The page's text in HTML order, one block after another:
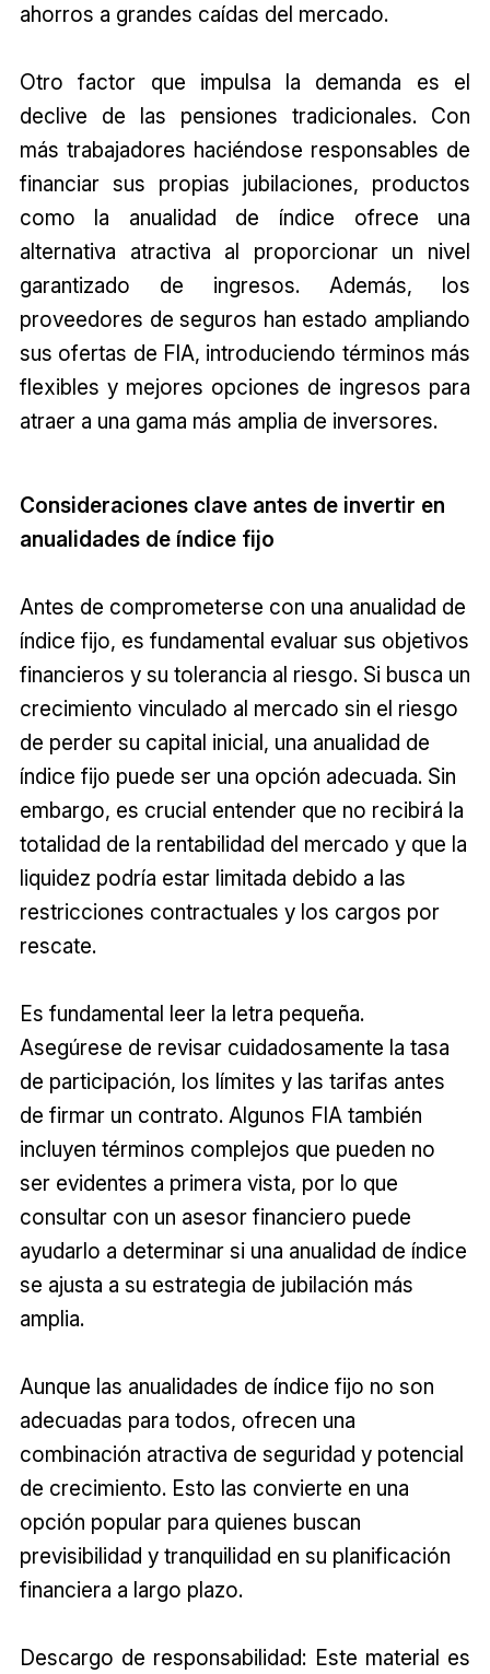
ahorros a grandes caídas del mercado.
Otro factor que impulsa la demanda es el
declive de las pensiones tradicionales. Con
más trabajadores haciéndose responsables de
financiar sus propias jubilaciones, productos
como la anualidad de índice ofrece una
alternativa atractiva al proporcionar un nivel
garantizado de ingresos. Además, los
proveedores de seguros han estado ampliando
sus ofertas de FIA, introduciendo términos más
flexibles y mejores opciones de ingresos para
atraer a una gama más amplia de inversores.
Consideraciones clave antes de invertir en
anualidades de índice fijo
Antes de comprometerse con una anualidad de
índice fijo, es fundamental evaluar sus objetivos
financieros y su tolerancia al riesgo. Si busca un
crecimiento vinculado al mercado sin el riesgo
de perder su capital inicial, una anualidad de
índice fijo puede ser una opción adecuada. Sin
embargo, es crucial entender que no recibirá la
totalidad de la rentabilidad del mercado y que la
liquidez podría estar limitada debido a las
restricciones contractuales y los cargos por
rescate.
Es fundamental leer la letra pequeña.
Asegúrese de revisar cuidadosamente la tasa
de participación, los límites y las tarifas antes
de firmar un contrato. Algunos FIA también
incluyen términos complejos que pueden no
ser evidentes a primera vista, por lo que
consultar con un asesor financiero puede
ayudarlo a determinar si una anualidad de índice
se ajusta a su estrategia de jubilación más
amplia.
Aunque las anualidades de índice fijo no son
adecuadas para todos, ofrecen una
combinación atractiva de seguridad y potencial
de crecimiento. Esto las convierte en una
opción popular para quienes buscan
previsibilidad y tranquilidad en su planificación
financiera a largo plazo.
Descargo de responsabilidad: Este material es